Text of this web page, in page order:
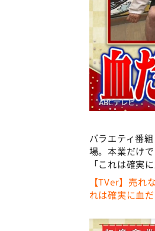
バラエティ番組
場。本業だけ
「これは確実
【TVer】売
れは確実に血